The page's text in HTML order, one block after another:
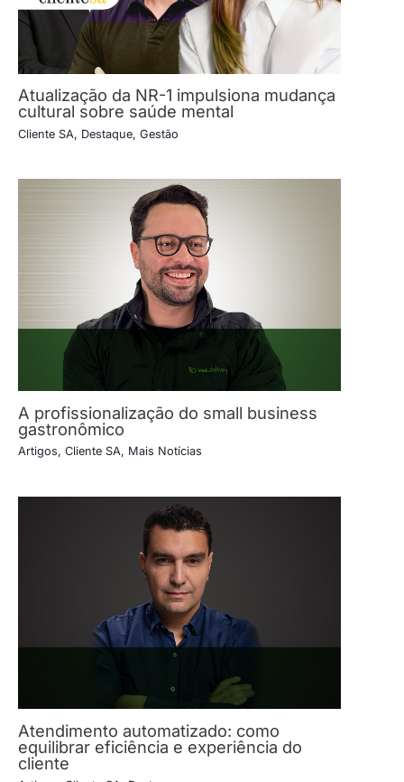
Atualização da NR-1 impulsiona mudança
cultural sobre saúde mental
Cliente SA, Destaque, Gestão
A profissionalização do small business
gastronômico
Artigos, Cliente SA, Mais Notícias
Atendimento automatizado: como
equilibrar eficiência e experiência do
cliente